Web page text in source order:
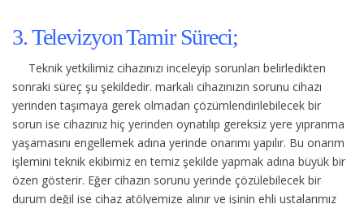
3. Televizyon Tamir Süreci;
Teknik yetkilimiz cihazınızı inceleyip sorunları belirledikten
sonraki süreç şu şekildedir. markalı cihazınızın sorunu cihazı
yerinden taşımaya gerek olmadan çözümlendirilebilecek bir
sorun ise cihazınız hiç yerinden oynatılıp gereksiz yere yıpranma
yaşamasını engellemek adına yerinde onarımı yapılır. Bu onarım
işlemini teknik ekibimiz en temiz şekilde yapmak adına büyük bir
özen gösterir. Eğer cihazın sorunu yerinde çözülebilecek bir
durum değil ise cihaz atölyemize alınır ve işinin ehli ustalarımız